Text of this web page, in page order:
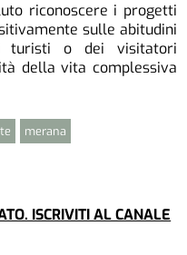
riconoscere i progetti
sulle abitudini
turisti o dei visitatori
della vita complessiva
merana
ISCRIVITI AL CANALE